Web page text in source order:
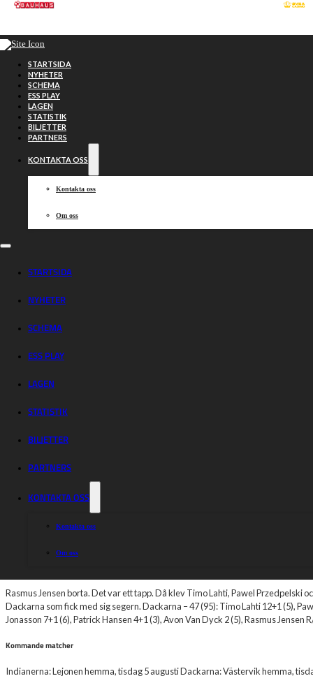
Hoppa till huvudinnehåll
STARTSIDA
NYHETER
SCHEMA
ESS PLAY
LAGEN
STATISTIK
BILJETTER
PARTNERS
KONTAKTA OSS
Kontakta oss
Om oss
STARTSIDA
NYHETER
SCHEMA
ESS PLAY
LAGEN
STATISTIK
BILJETTER
PARTNERS
KONTAKTA OSS
Kontakta oss
Om oss
Dackarna
imponerade –
klara för slutspel
Därmed är de klara för slutspel.
Kvällen inleddes tufft med en skada på Andreas Lyager. Piraterna försökte
tillräckligt. Indianerna – 43 (85): Patryk Dudek 12 (5), Szymon Wozniak 10+1
Rasmus Jensen borta. Det var ett tapp. Då klev Timo Lahti, Pawel Przedpelski
Dackarna som fick med sig segern. Dackarna – 47 (95): Timo Lahti 12+1 (5),
Jonasson 7+1 (6), Patrick Hansen 4+1 (3), Avon Van Dyck 2 (5), Rasmus Jensen
Kommande matcher
Indianerna: Lejonen hemma, tisdag 5 augusti Dackarna: Västervik hemma,